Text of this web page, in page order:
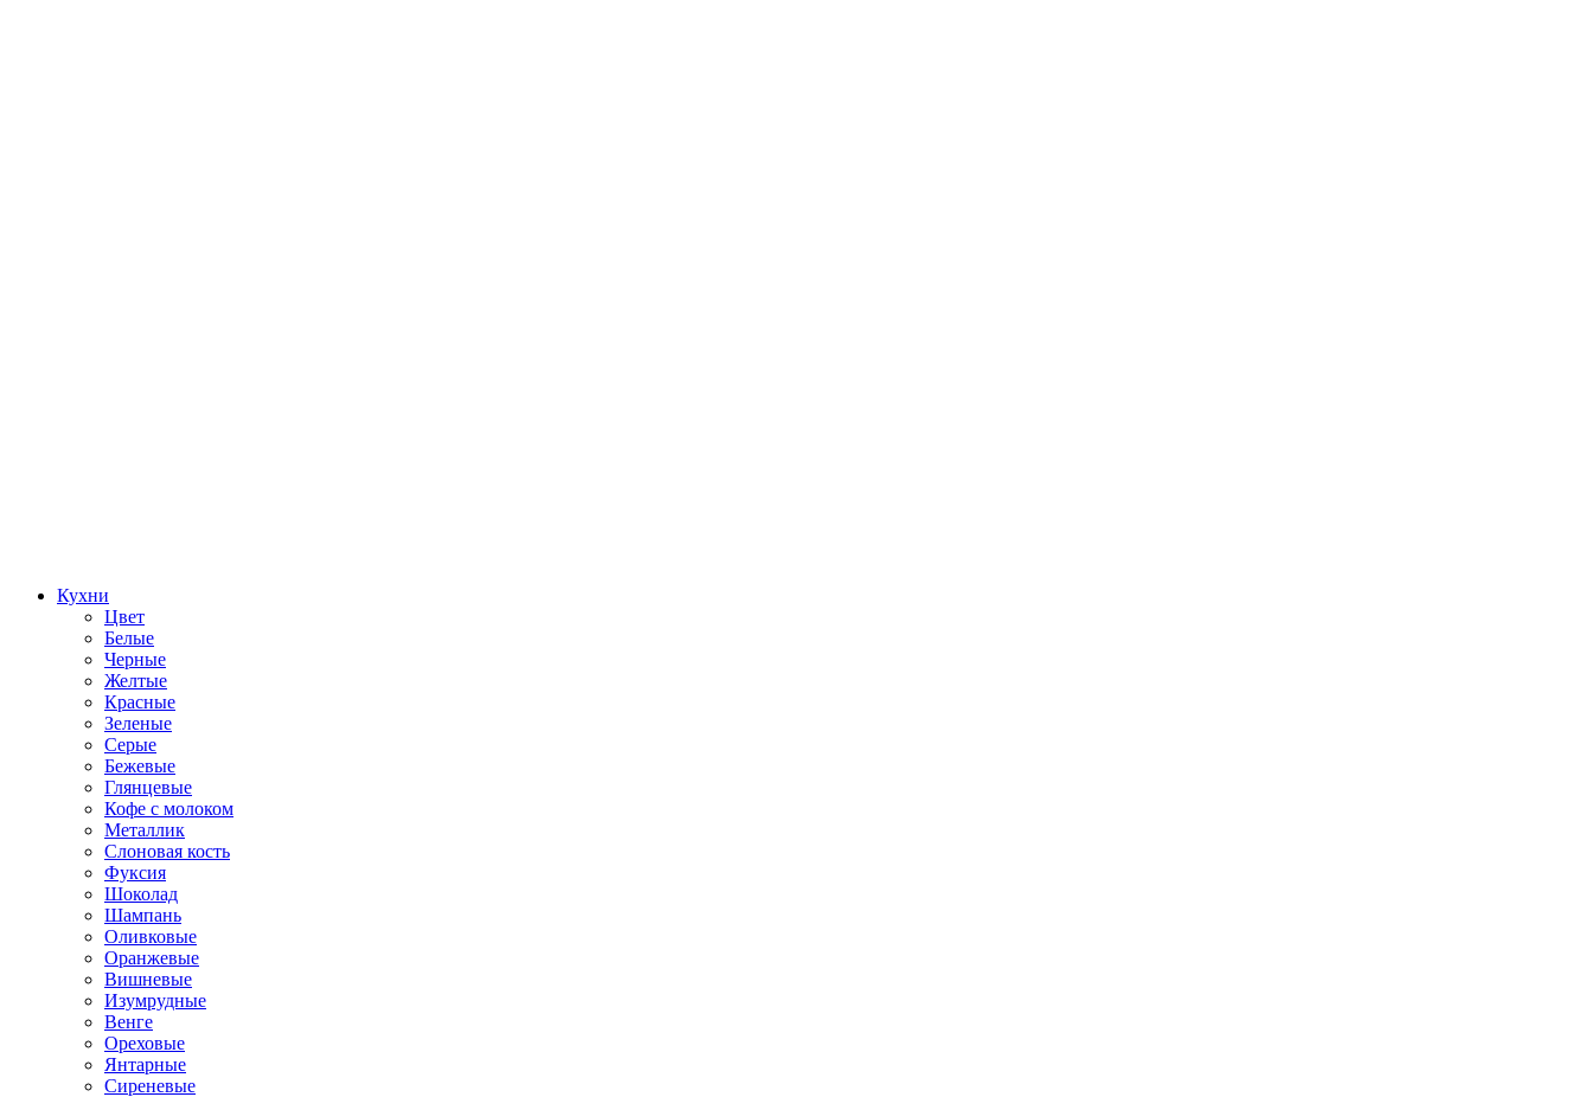
Кухни
Цвет
Белые
Черные
Желтые
Красные
Зеленые
Серые
Бежевые
Глянцевые
Кофе с молоком
Металлик
Слоновая кость
Фуксия
Шоколад
Шампань
Оливковые
Оранжевые
Вишневые
Изумрудные
Венге
Ореховые
Янтарные
Сиреневые